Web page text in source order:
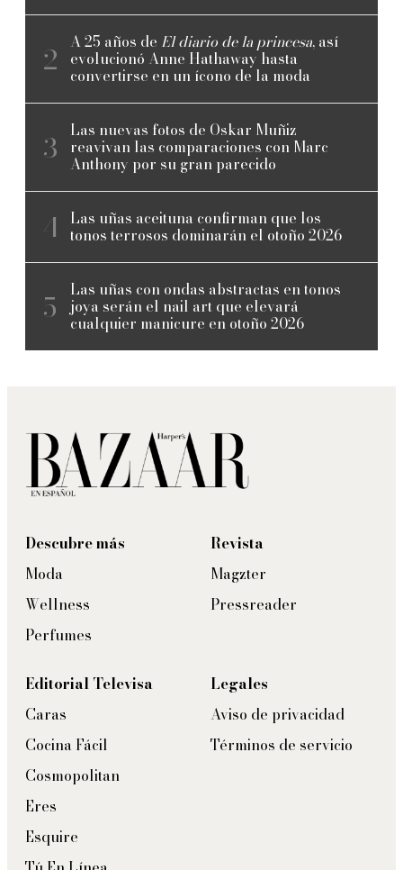
A 25 años de El diario de la princesa, así
evolucionó Anne Hathaway hasta
convertirse en un ícono de la moda
Las nuevas fotos de Oskar Muñiz
reavivan las comparaciones con Marc
Anthony por su gran parecido
Las uñas aceituna confirman que los
tonos terrosos dominarán el otoño 2026
Las uñas con ondas abstractas en tonos
joya serán el nail art que elevará
cualquier manicure en otoño 2026
Descubre más
Moda
Wellness
Perfumes
Revista
Magzter
Pressreader
Editorial Televisa
Caras
Cocina Fácil
Cosmopolitan
Eres
Esquire
Legales
Aviso de privacidad
Términos de servicio